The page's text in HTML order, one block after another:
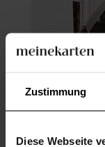
Zustimmung
Diese Webseite